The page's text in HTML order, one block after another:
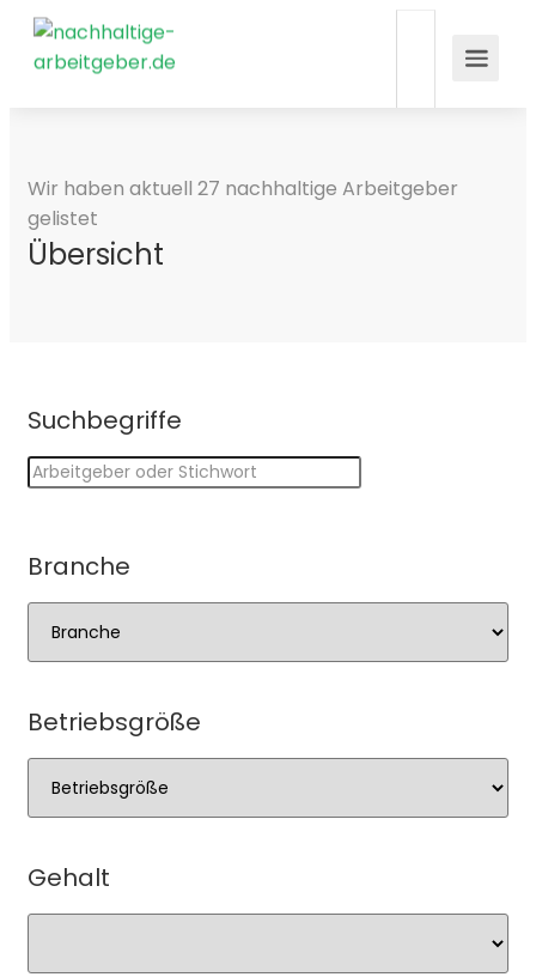
Wir haben aktuell 27 nachhaltige Arbeitgeber
gelistet
Übersicht
Suchbegriffe
Branche
Betriebsgröße
Gehalt